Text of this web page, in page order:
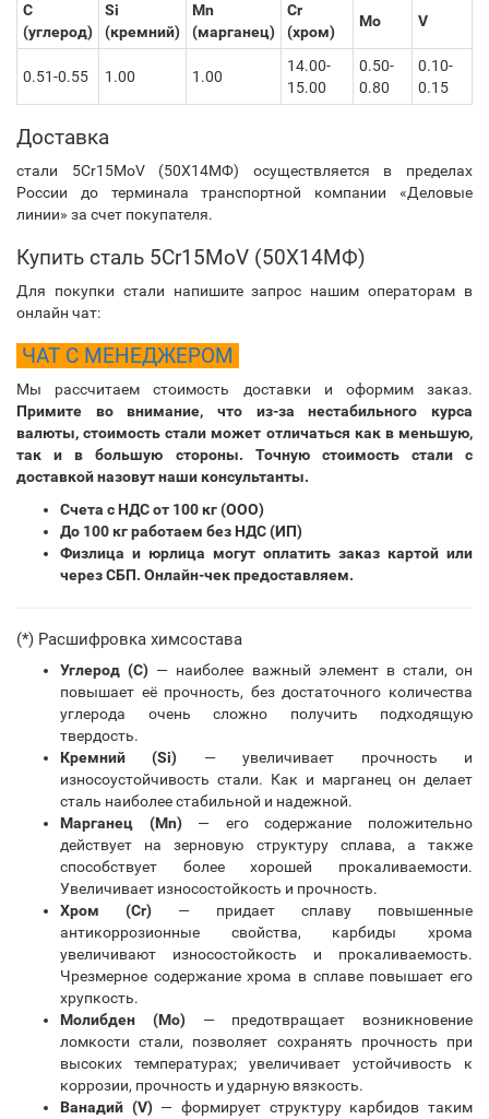
C
(углерод)
Si
(кремний)
Mn
(марганец)
Cr
(хром)
Mo V
0.51-0.55 1.00 1.00
14.00-
15.00
0.50-
0.80
0.10-
0.15
Доставка
стали 5Cr15MoV (50Х14МФ) осуществляется в пределах
России до терминала транспортной компании «Деловые
линии» за счет покупателя.
Купить сталь 5Cr15MoV (50Х14МФ)
Для покупки стали напишите запрос нашим операторам в
онлайн чат:
ЧАТ С МЕНЕДЖЕРОМ
Мы рассчитаем стоимость доставки и оформим заказ.
Примите во внимание, что из-за нестабильного курса
валюты, стоимость стали может отличаться как в меньшую,
так и в большую стороны. Точную стоимость стали с
доставкой назовут наши консультанты.
Счета с НДС от 100 кг (ООО)
До 100 кг работаем без НДС (ИП)
Физлица и юрлица могут оплатить заказ картой или
через СБП. Онлайн-чек предоставляем.
(*) Расшифровка химсостава
Углерод (С) — наиболее важный элемент в стали, он
повышает её прочность, без достаточного количества
углерода очень сложно получить подходящую
твердость.
Кремний (Si) — увеличивает прочность и
износоустойчивость стали. Как и марганец он делает
сталь наиболее стабильной и надежной.
Марганец (Mn)— его содержание положительно
действует на зерновую структуру сплава, а также
способствует более хорошей прокаливаемости.
Увеличивает износостойкость и прочность.
Хром (Cr) — придает сплаву повышенные
антикоррозионные свойства, карбиды хрома
увеличивают износостойкость и прокаливаемость.
Чрезмерное содержание хрома в сплаве повышает его
хрупкость.
Молибден (Mo)— предотвращает возникновение
ломкости стали, позволяет сохранять прочность при
высоких температурах; увеличивает устойчивость к
коррозии, прочность и ударную вязкость.
Ванадий (V)— формирует структуру карбидов таким